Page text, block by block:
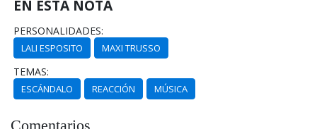
EN ESTA NOTA
PERSONALIDADES:
LALI ESPOSITO MAXI TRUSSO
TEMAS:
ESCÁNDALO REACCIÓN MÚSICA
Comentarios